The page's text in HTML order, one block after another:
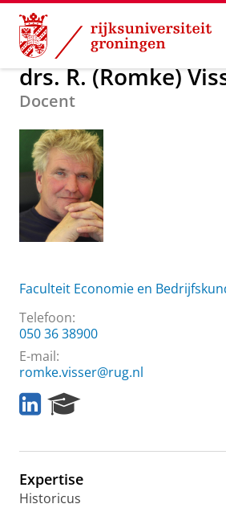
Skip
Content
Skip
Navigation
Over ons drs. R. (Romke)
drs. R. (Romke)
Docent
Faculteit Economie en
Telefoon:
050 36 38900
E-mail:
romke.visser@rug.nl
L
i
k
d
I
e
r
Expertise
Historicus